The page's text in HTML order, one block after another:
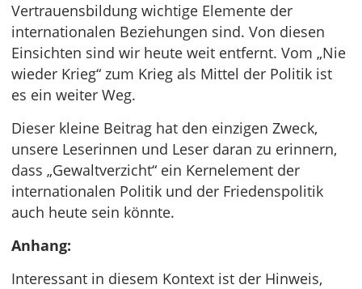
Vertrauensbildung wichtige Elemente der
internationalen Beziehungen sind. Von diesen
Einsichten sind wir heute weit entfernt. Vom „Nie
wieder Krieg“ zum Krieg als Mittel der Politik ist
es ein weiter Weg.
Dieser kleine Beitrag hat den einzigen Zweck,
unsere Leserinnen und Leser daran zu erinnern,
dass „Gewaltverzicht“ ein Kernelement der
internationalen Politik und der Friedenspolitik
auch heute sein könnte.
Anhang:
Interessant in diesem Kontext ist der Hinweis,